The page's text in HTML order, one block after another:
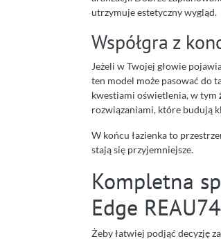
utrzymuje estetyczny wygląd.
Współgra z
Jeżeli w Twojej głowie
ten model może pasować do
kwestiami oświetlenia, w tym
rozwiązaniami, które budują
W końcu łazienka to
stają się przyjemniejsze.
Kompletna
Edge
Żeby łatwiej podjąć decyzję